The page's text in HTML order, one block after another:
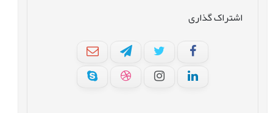
اشتراک گذاری